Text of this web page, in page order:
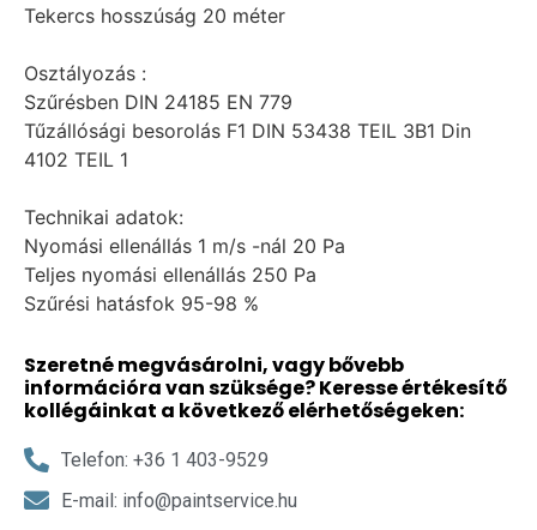
Tekercs hosszúság 20 méter
Osztályozás :
Szűrésben DIN 24185 EN 779
Tűzállósági besorolás F1 DIN 53438 TEIL 3B1 Din
4102 TEIL 1
Technikai adatok:
Nyomási ellenállás 1 m/s -nál 20 Pa
Teljes nyomási ellenállás 250 Pa
Szűrési hatásfok 95-98 %
Szeretné megvásárolni, vagy bővebb
információra van szüksége? Keresse értékesítő
kollégáinkat a következő elérhetőségeken:
Telefon: +36 1 403-9529
E-mail: info@paintservice.hu